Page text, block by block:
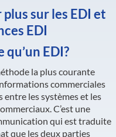
plus sur les EDI et
EDI
EDI?
la plus courante
commerciales
entre les systèmes et les
C’est une
qui est traduite
que les deux parties